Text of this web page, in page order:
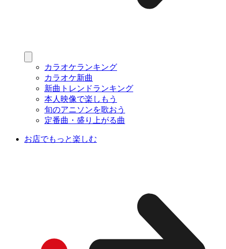
カラオケランキング
カラオケ新曲
新曲トレンドランキング
本人映像で楽しもう
旬のアニソンを歌おう
定番曲・盛り上がる曲
お店でもっと楽しむ